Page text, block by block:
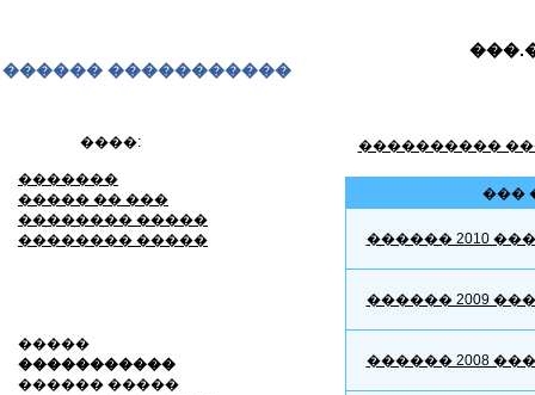
������ �����������
����:
�������
����� �� ���
�������� �����
�������� �����
�����
�����������
������ �����
����������
���
������ 2010
������ 2009
������ 2008